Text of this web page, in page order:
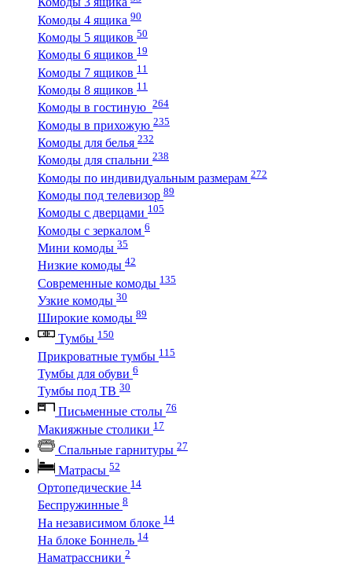
Комоды 4 ящика 90
Комоды 5 ящиков 50
Комоды 6 ящиков 19
Комоды 7 ящиков 11
Комоды 8 ящиков 11
Комоды в гостиную 264
Комоды в прихожую 235
Комоды для белья 232
Комоды для спальни 238
Комоды по индивидуальным размерам 272
Комоды под телевизор 89
Комоды с дверцами 105
Комоды с зеркалом 6
Мини комоды 35
Низкие комоды 42
Современные комоды 135
Узкие комоды 30
Широкие комоды 89
Тумбы 150
Прикроватные тумбы 115
Тумбы для обуви 6
Тумбы под ТВ 30
Письменные столы 76
Макияжные столики 17
Спальные гарнитуры 27
Матрасы 52
Ортопедические 14
Беспружинные 8
На независимом блоке 14
На блоке Боннель 14
Наматрассники 2